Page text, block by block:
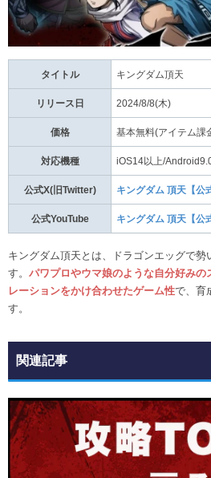
タイトル キングダム頂天
リリース日 2024/8/8(木)
価格 基本無料(アイテム課
対応機種 iOS14以上/
公式X(旧Twitter) キングダム 頂天【公
公式YouTube キングダム 頂天【公
キングダム頂天とは、ドラゴンエッグで
す。 パワプロやウマ娘のような自分好みの
レーションをかけ合わせたゲーム性で、育
す。
関連記事